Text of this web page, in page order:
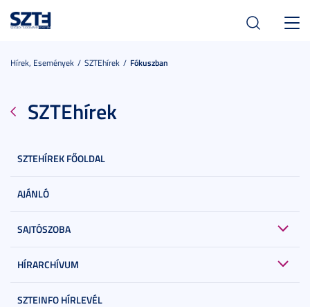
Hírek, Események SZTEhírek Fókuszban
SZTEhírek
SZTEHÍREK FŐOLDAL
AJÁNLÓ
SAJTÓSZOBA
HÍRARCHÍVUM
SZTEINFO HÍRLEVÉL